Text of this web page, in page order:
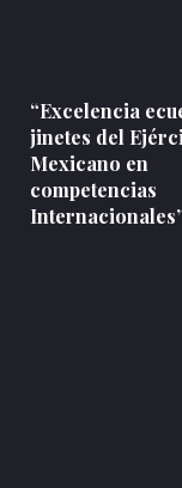
“Excelencia
jinetes del
Mexicano en
competencias